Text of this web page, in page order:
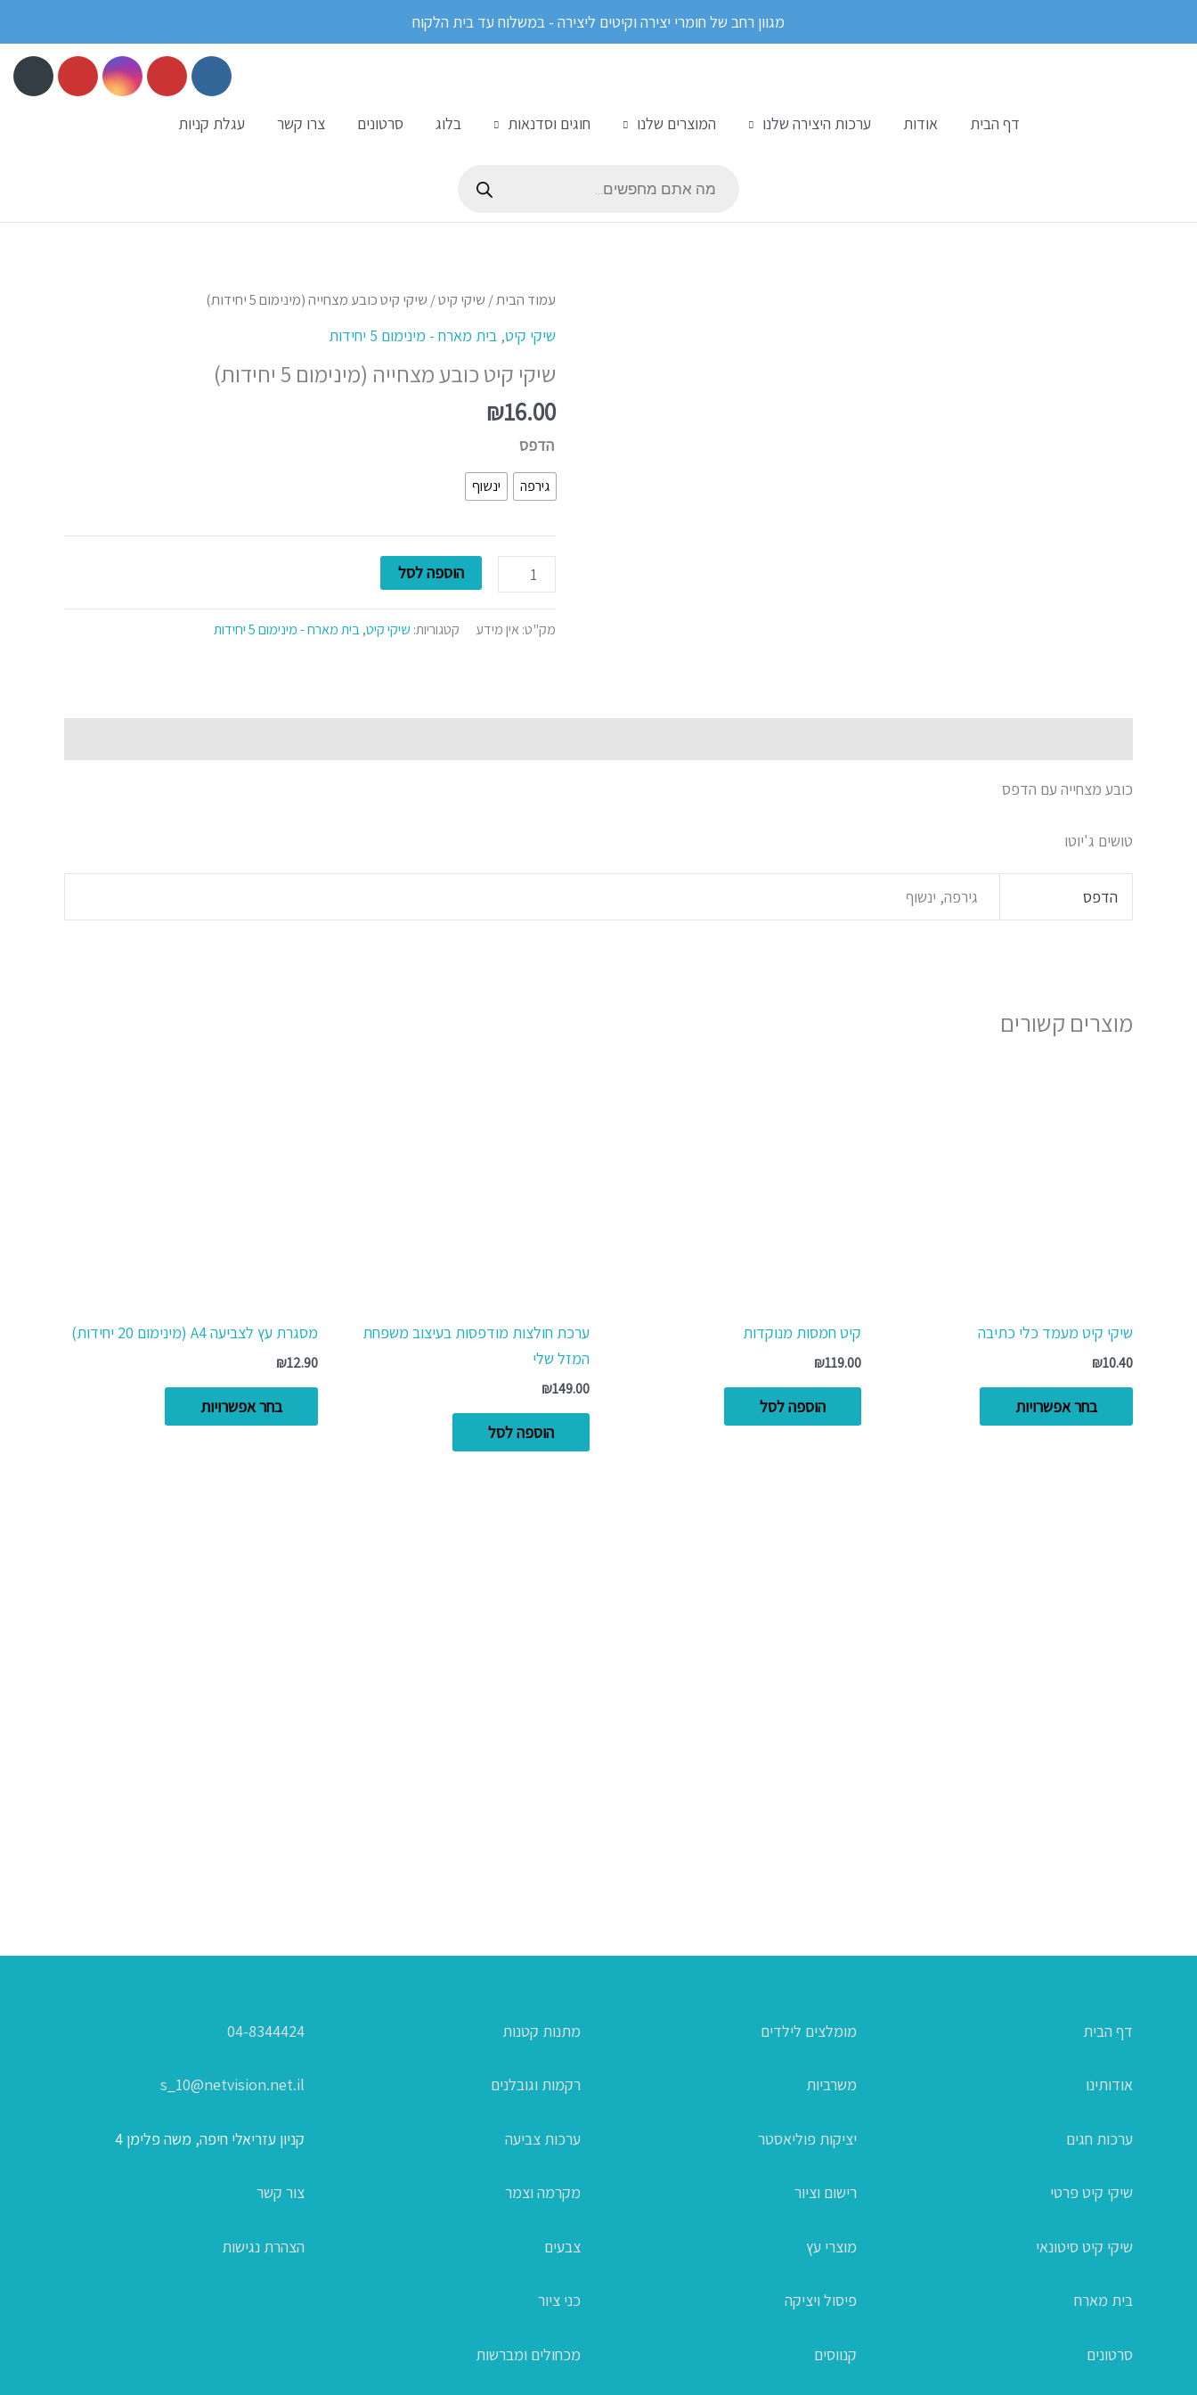
מגוון רחב של חומרי יצירה וקיטים ליצירה - במשלוח עד בית הלקוח
דף הבית אודות ערכות היצירה שלנו המוצרים שלנו חוגים וסדנאות בלוג סרטונים צרו קשר
עגלת קניות
עמוד הבית/ שיקי קיט/ שיקי קיט כובע מצחייה (מינימום 5 יחידות)
שיקי קיט, בית מארח - מינימום 5 יחידות
שיקי קיט כובע מצחייה (מינימום 5 יחידות)
₪16.00
הדפס
גירפה ינשוף
כמות
שיקי
קיט
כובע
(מינימום
5
יחידות)
הוספה לסל
מק"ט: אין מידע קטגוריות: שיקי קיט,בית מארח - מינימום 5 יחידות
כובע מצחייה עם הדפס
טושים ג'יוטו
הדפס גירפה, ינשוף
מוצרים קשורים
שיקי קיט מעמד כלי כתיבה
₪10.40
בחר אפשרויות
קיט חמסות מנוקדות
₪119.00
הוספה לסל
ערכת חולצות מודפסות בעיצוב משפחת
המזל שלי
₪149.00
הוספה לסל
מסגרת עץ לצביעה A4 (מינימום 20 יחידות)
₪12.90
בחר אפשרויות
המוצר
דף הבית
אודותינו
ערכות חגים
שיקי קיט פרטי
שיקי קיט סיטונאי
בית מארח
סרטונים
מומלצים לילדים
משרביות
יציקות פוליאסטר
רישום וציור
מוצרי עץ
פיסול ויציקה
קנווסים
מתנות קטנות
רקמות וגובלנים
ערכות צביעה
מקרמה וצמר
צבעים
כני ציור
מכחולים ומברשות
04-8344424
s_10@netvision.net.il
קניון עזריאלי חיפה, משה פלימן 4
צור קשר
הצהרת נגישות